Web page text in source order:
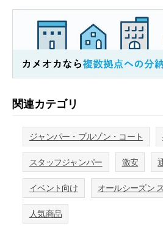
関連カテゴリ
ジャンパー・ブルゾン・コート
スタッフジャンパー 激安
イベント向け オールシーズン
人気商品